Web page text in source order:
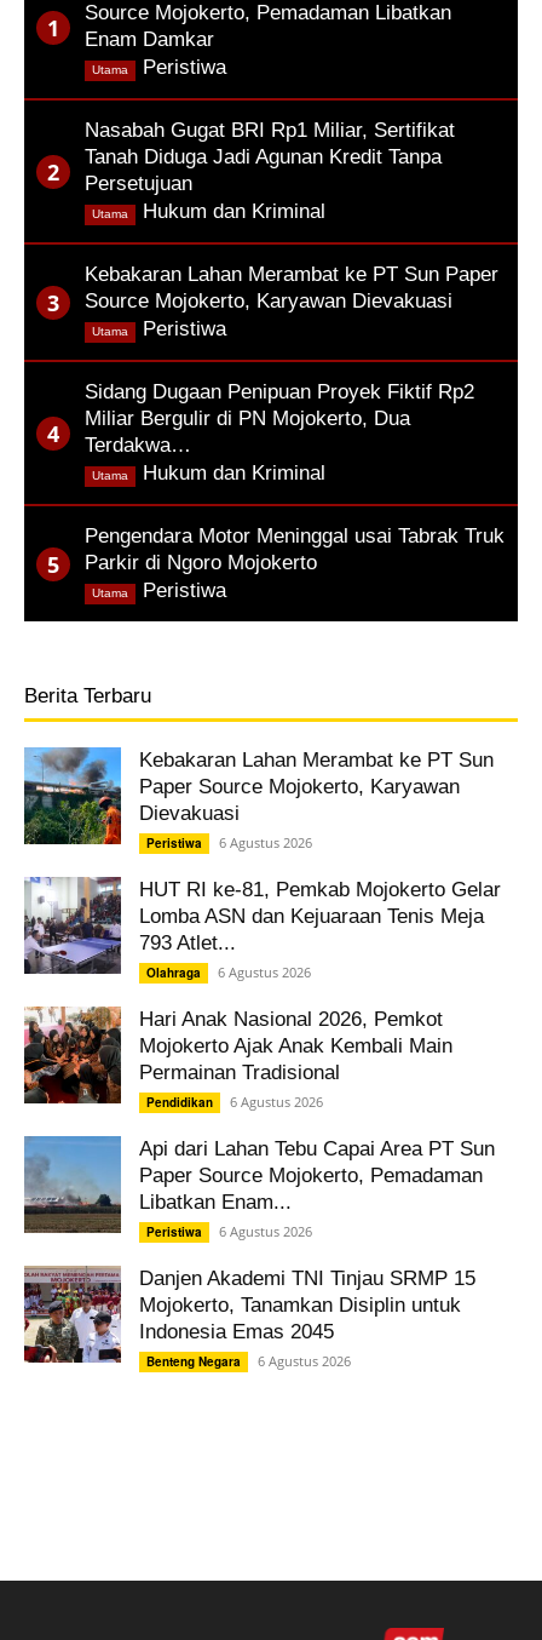
Source Mojokerto, Pemadaman Libatkan
Enam Damkar
Peristiwa,
Utama
Nasabah Gugat BRI Rp1 Miliar, Sertifikat
Tanah Diduga Jadi Agunan Kredit Tanpa
Persetujuan
Hukum dan Kriminal
Utama
Kebakaran Lahan Merambat ke PT Sun Paper
Source Mojokerto, Karyawan Dievakuasi
Peristiwa,
Utama
Sidang Dugaan Penipuan Proyek Fiktif Rp2
Miliar Bergulir di PN Mojokerto, Dua
Terdakwa…
Hukum dan Kriminal
Utama
Pengendara Motor Meninggal usai Tabrak Truk
Parkir di Ngoro Mojokerto
Peristiwa,
Utama
Berita Terbaru
Kebakaran Lahan Merambat ke PT Sun
Paper Source Mojokerto, Karyawan
Dievakuasi
Peristiwa 6 Agustus 2026
HUT RI ke-81, Pemkab Mojokerto Gelar
Lomba ASN dan Kejuaraan Tenis Meja
793 Atlet...
Olahraga 6 Agustus 2026
Hari Anak Nasional 2026, Pemkot
Mojokerto Ajak Anak Kembali Main
Permainan Tradisional
Pendidikan 6 Agustus 2026
Api dari Lahan Tebu Capai Area PT Sun
Paper Source Mojokerto, Pemadaman
Libatkan Enam...
Peristiwa 6 Agustus 2026
Danjen Akademi TNI Tinjau SRMP 15
Mojokerto, Tanamkan Disiplin untuk
Indonesia Emas 2045
Benteng Negara 6 Agustus 2026